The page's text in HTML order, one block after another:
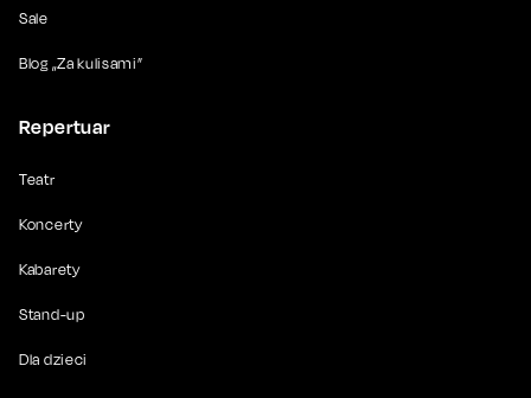
Sale
Blog „Za kulisami”
Repertuar
Teatr
Koncerty
Kabarety
Stand-up
Dla dzieci